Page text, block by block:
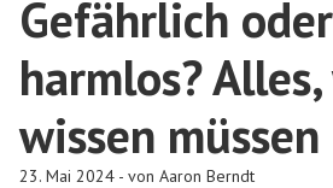
Gefährlich oder
harmlos?
wissen müssen
23. Mai 2024 - von Aaron Berndt